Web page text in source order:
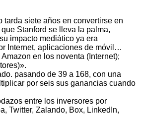
siete años en convertirse en
Stanford se lleva la palma,
impacto mediático ya era
Internet, aplicaciones de móvil…
en los noventa (Internet);
pasando de 39 a 168, con una
por seis sus ganancias cuando
entre los inversores por
Twitter, Zalando, Box, LinkedIn,